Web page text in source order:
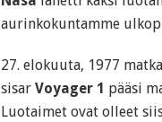
aurinkokuntamme
27. elokuuta, 1977
sisar Voyager 1 pääsi
Luotaimet ovat olleet